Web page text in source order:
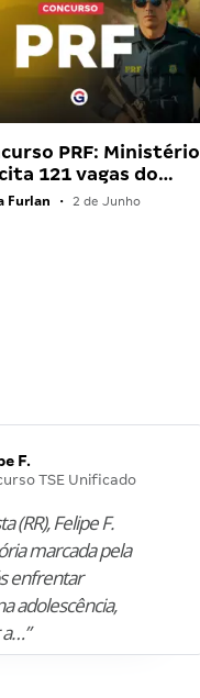
PRF: Ministério
121 vagas do…
Furlan • 2 de Junho
F.
TSE Unificado
(RR), Felipe F.
marcada pela
enfrentar
adolescência,